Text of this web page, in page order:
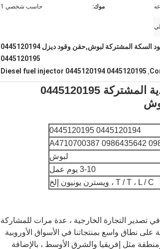
موك: حاسب شخصي 1
حقن وقود ديزل من بوش مع ضمان,حقن وقود السكة المشتركة لبوش,حقن وقود ديزل 0445120194
0445120195
,
Diesel fuel injector 0445120194 0445120195
0445120194 حاقن وقود الديزل بالسكك الحديدية المشتركة 0445120195
0445120194 0445120195
لبوش
3-10 يوم عمل
T / T ، L / C ، ويسترن يونيون إلخ
تصدير التجارة الخارجية ، عدة مرات للمشاركة
نطاق واسع بمنتجاتنا في الأسواق الأوروبية
عددًا كبيرًا من العملاء في أكثر من 40 دولة ومنطقة مثل إفريقيا والشرق الأوسط ، بالإضافة